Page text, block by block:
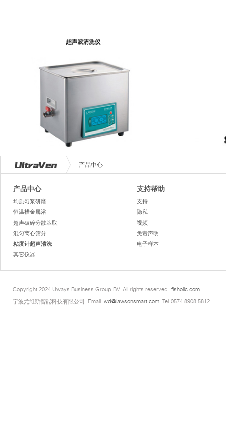
产品中心
产品中心
均质匀浆研磨
恒温槽金属浴
超声破碎分散萃取
混匀离心筛分
粘度计超声清洗
其它仪器
支持帮助
支持
隐私
视频
免责声明
电子样本
Copyright 2024 Uways Business Group BV. All rights reserved. fishoilc.com
宁波尤维斯智能科技有限公司. Email: wd@lawsonsmart.com . Tel:0574 8908 5812